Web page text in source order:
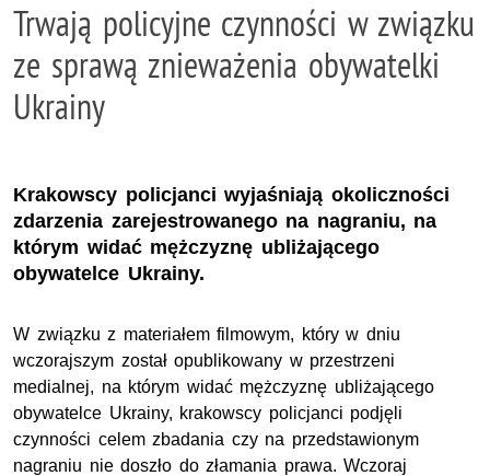
Trwają policyjne czynności w związku
ze sprawą znieważenia obywatelki
Ukrainy
Krakowscy policjanci wyjaśniają okoliczności
zdarzenia zarejestrowanego na nagraniu, na
którym widać mężczyznę ubliżającego
obywatelce Ukrainy.
W związku z materiałem filmowym, który w dniu
wczorajszym został opublikowany w przestrzeni
medialnej, na którym widać mężczyznę ubliżającego
obywatelce Ukrainy, krakowscy policjanci podjęli
czynności celem zbadania czy na przedstawionym
nagraniu nie doszło do złamania prawa. Wczoraj